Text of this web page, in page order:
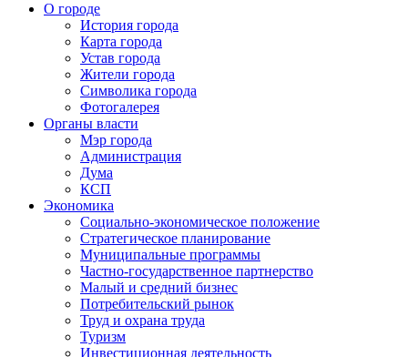
О городе
История города
Карта города
Устав города
Жители города
Символика города
Фотогалерея
Органы власти
Мэр города
Администрация
Дума
КСП
Экономика
Социально-экономическое положение
Стратегическое планирование
Муниципальные программы
Частно-государственное партнерство
Малый и средний бизнес
Потребительский рынок
Труд и охрана труда
Туризм
Инвестиционная деятельность